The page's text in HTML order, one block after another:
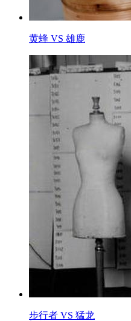
黄蜂 VS 雄鹿
步行者 VS 猛龙